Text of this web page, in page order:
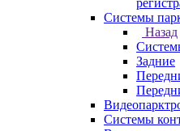
Системы
Назад
Задние
Системы